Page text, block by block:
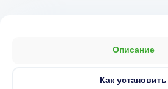
Описание
Как установить